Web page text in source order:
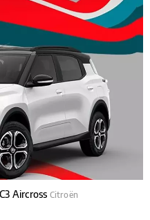
Aircross Citroën